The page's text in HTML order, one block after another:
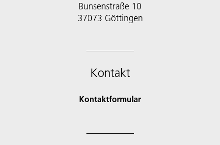
Bunsenstraße 10
Kontakt
Kontaktformular